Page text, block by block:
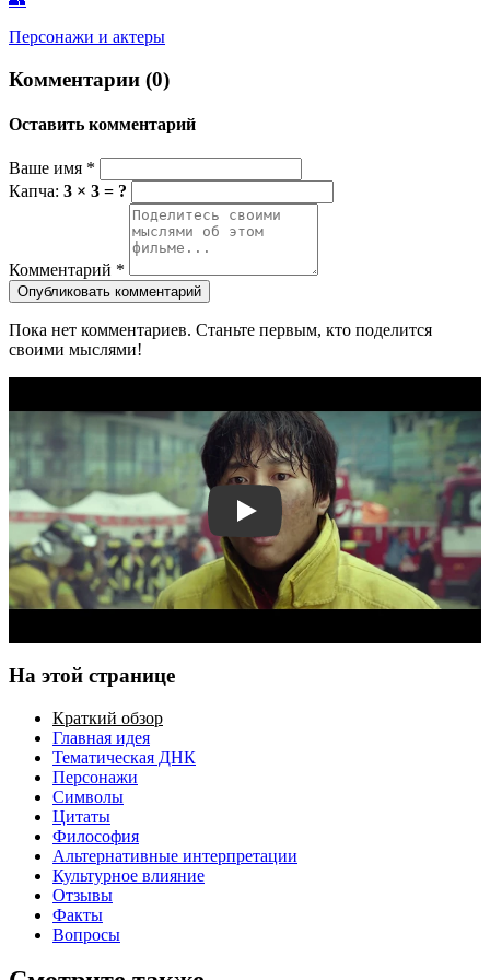
Персонажи и актеры
Комментарии (0)
Оставить комментарий
Ваше имя *
Капча: 3 × 3 = ?
Комментарий *
Опубликовать комментарий
Пока нет комментариев. Станьте первым, кто поделится
своими мыслями!
Смотреть трейлер
На этой странице
Краткий обзор
Главная идея
Тематическая ДНК
Персонажи
Символы
Цитаты
Философия
Альтернативные интерпретации
Культурное влияние
Отзывы
Факты
Вопросы